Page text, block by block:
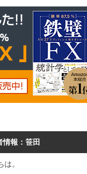
情報：笹田
は。